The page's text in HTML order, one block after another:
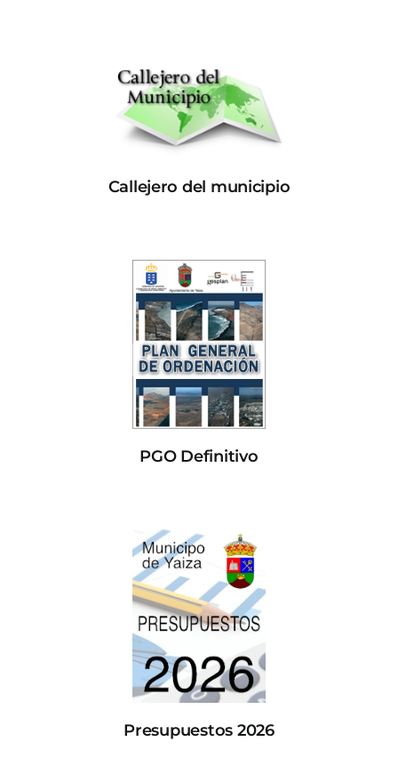
Callejero del municipio
PGO Definitivo
Presupuestos 2026